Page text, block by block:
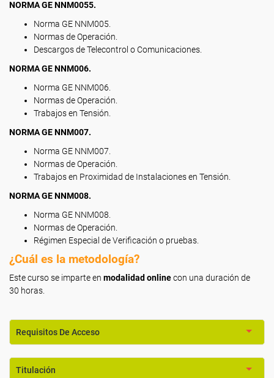
NORMA GE NNM0055.
Norma GE NNM005.
Normas de Operación.
Descargos de Telecontrol o Comunicaciones.
NORMA GE NNM006.
Norma GE NNM006.
Normas de Operación.
Trabajos en Tensión.
NORMA GE NNM007.
Norma GE NNM007.
Normas de Operación.
Trabajos en Proximidad de Instalaciones en Tensión.
NORMA GE NNM008.
Norma GE NNM008.
Normas de Operación.
Régimen Especial de Verificación o pruebas.
¿Cuál es la metodología?
Este curso se imparte en modalidad onlinecon una duración de
30 horas.
Requisitos De Acceso
Titulación